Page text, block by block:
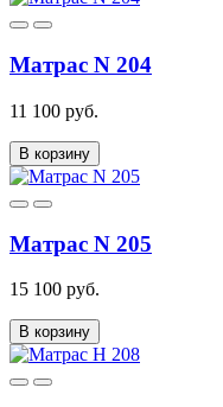
Матрас N 204
11 100 руб.
В корзину
Матрас N 205
15 100 руб.
В корзину